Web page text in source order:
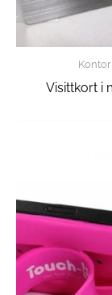
Kontor
Visittkort i